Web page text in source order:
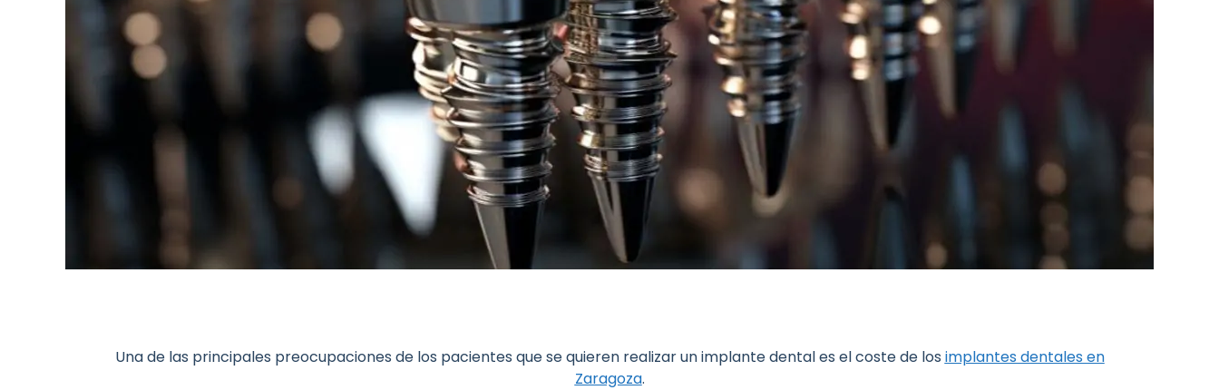
Una de las principales preocupaciones de los pacientes que se quieren realizar un implante dental es el coste de los implantes dentales en
Zaragoza.